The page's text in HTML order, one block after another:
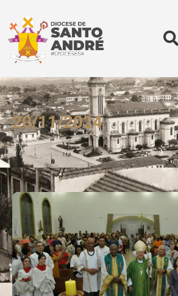
20/11/2024